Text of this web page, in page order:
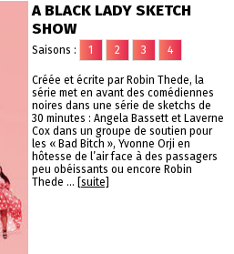
A BLACK LADY SKETCH
SHOW
Saisons : 1 2 3 4
Créée et écrite par Robin Thede, la
série met en avant des comédiennes
noires dans une série de sketchs de
30 minutes : Angela Bassett et Laverne
Cox dans un groupe de soutien pour
les « Bad Bitch », Yvonne Orji en
hôtesse de l’air face à des passagers
peu obéissants ou encore Robin
Thede ... [suite]